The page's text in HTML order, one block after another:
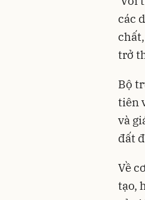
các
trở
Bộ
tiên
và
đất
Về
tạo,